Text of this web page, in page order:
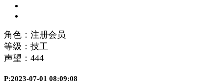
角色：注册会员
等级：技工
声望： 444
P:2023-07-01 08:09:08